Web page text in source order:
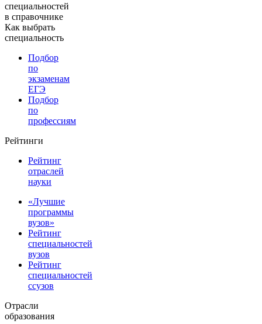
специальностей
в справочнике
Как выбрать
специальность
Подбор
по
экзаменам
ЕГЭ
Подбор
по
профессиям
Рейтинги
Рейтинг
отраслей
науки
«Лучшие
программы
вузов»
Рейтинг
специальностей
вузов
Рейтинг
специальностей
ссузов
Отрасли
образования